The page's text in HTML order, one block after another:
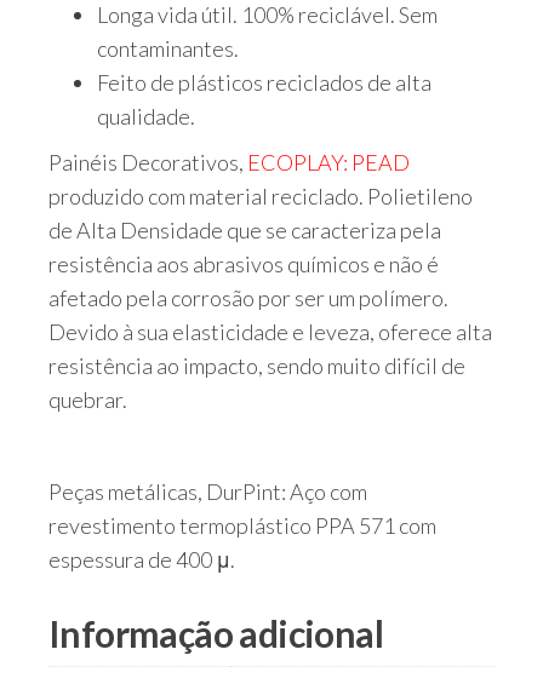
Longa vida útil. 100% reciclável. Sem
contaminantes.
Feito de plásticos reciclados de alta
qualidade.
Painéis Decorativos, ECOPLAY: PEAD
produzido com material reciclado. Polietileno
de Alta Densidade que se caracteriza pela
resistência aos abrasivos químicos e não é
afetado pela corrosão por ser um polímero.
Devido à sua elasticidade e leveza, oferece alta
resistência ao impacto, sendo muito difícil de
quebrar.
Peças metálicas, DurPint: Aço com
revestimento termoplástico PPA 571 com
espessura de 400 μ.
Informação adicional